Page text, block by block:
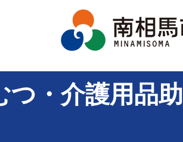
つ・介護用品